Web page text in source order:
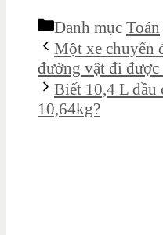
Danh mục Toán
Một xe chuyển
đường vật đi
Biết 10,4 L dầu
10,64kg?